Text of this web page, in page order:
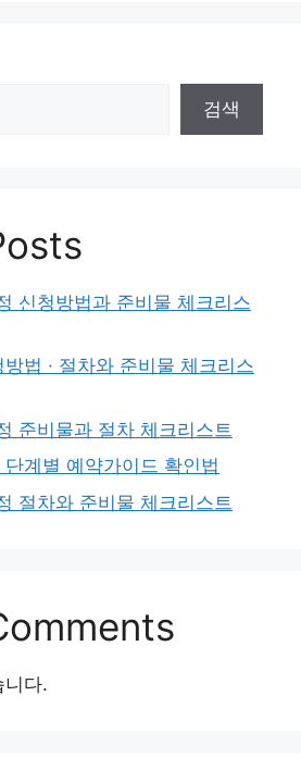
검색
신청방법과 준비물 체크리스
법 · 절차와 준비물 체크리스
준비물과 절차 체크리스트
계별 예약가이드 확인법
절차와 준비물 체크리스트
니다.